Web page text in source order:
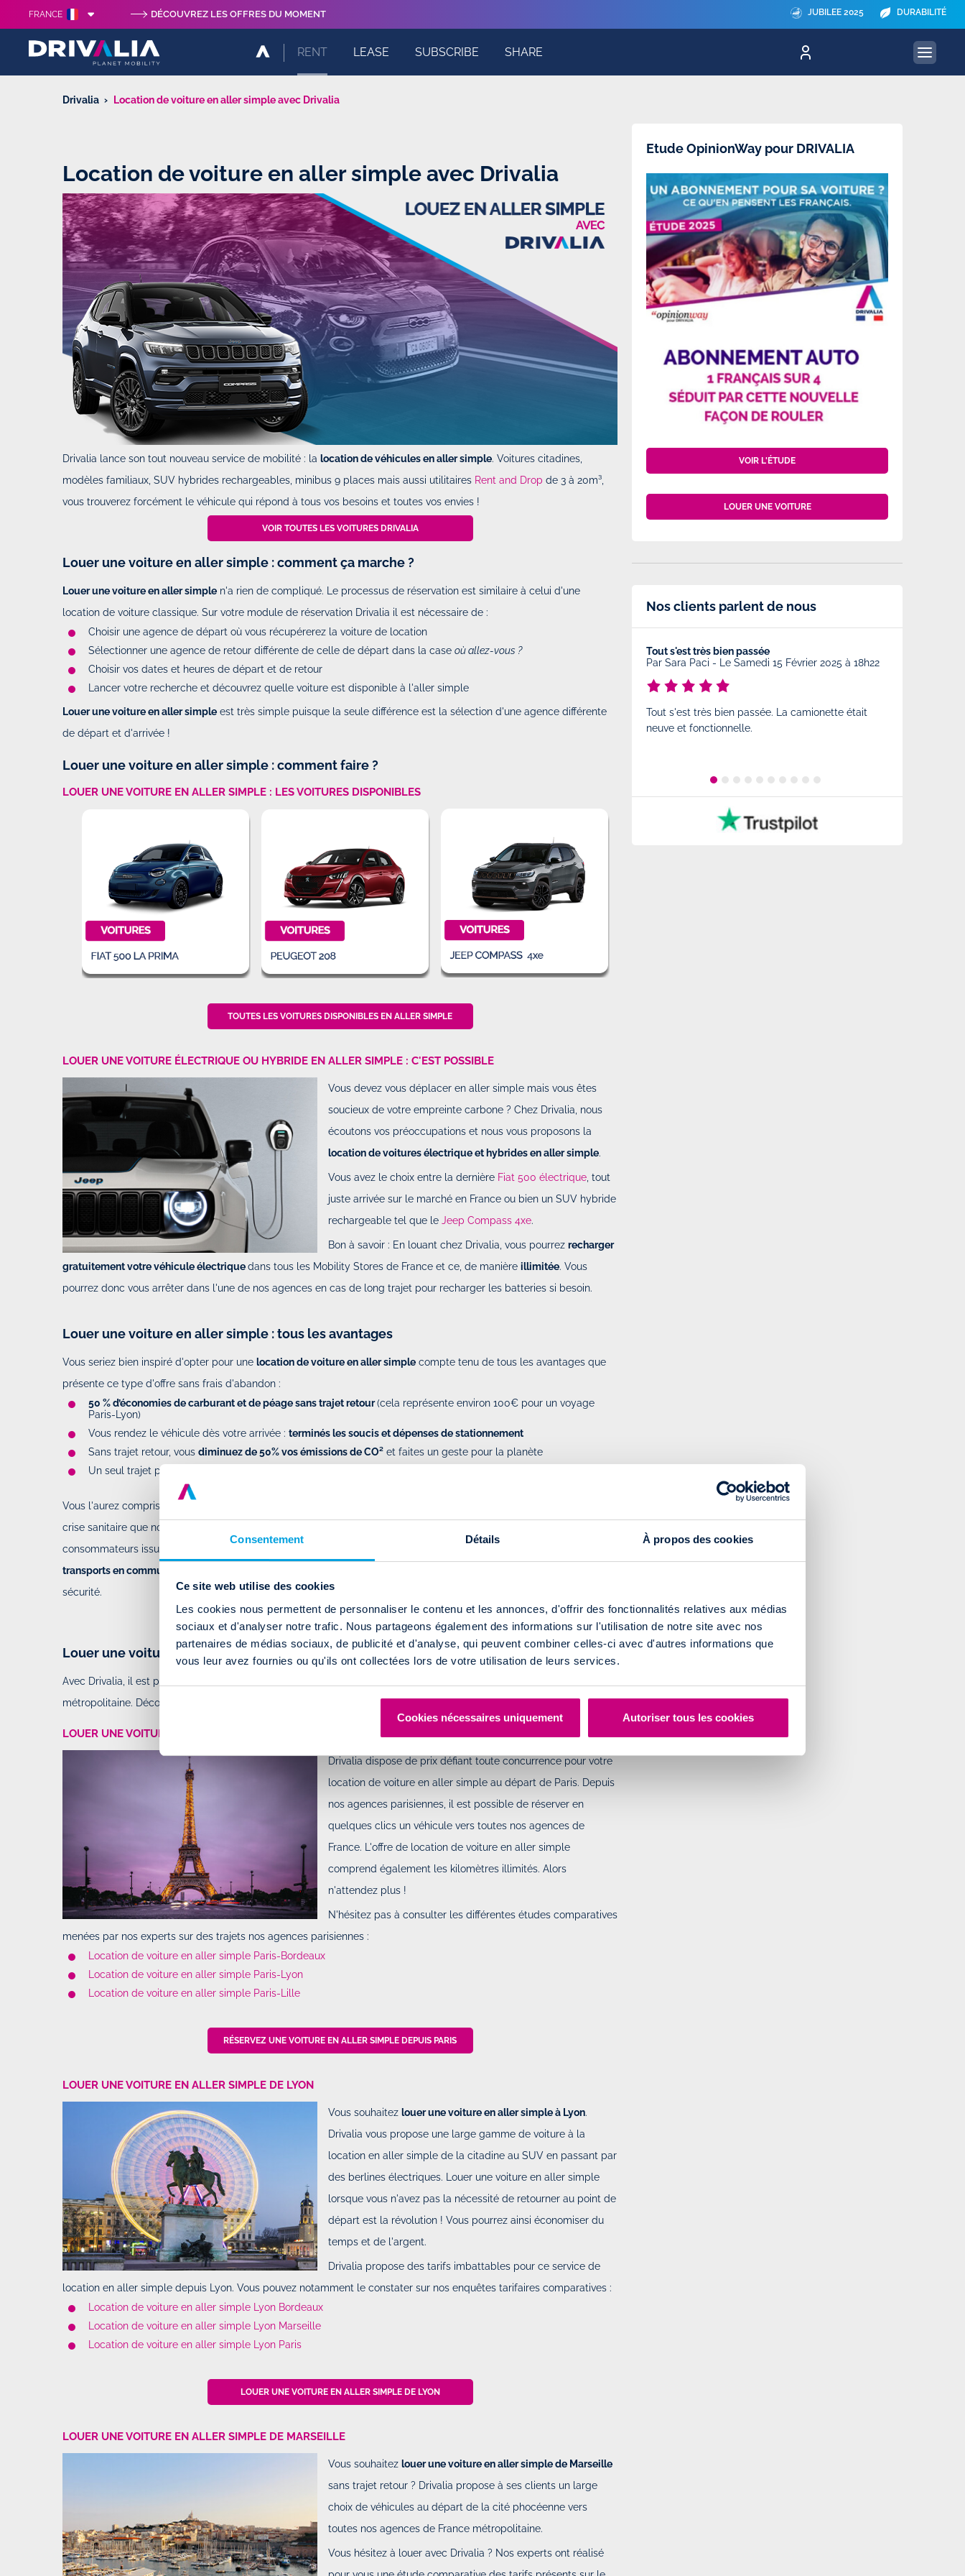
Consentement Détails À propos des cookies
Ce site web utilise des cookies
Les cookies nous permettent de personnaliser le contenu et les annonces, d'offrir des fonctionnalités relatives aux médias
sociaux et d'analyser notre trafic. Nous partageons également des informations sur l'utilisation de notre site avec nos
partenaires de médias sociaux, de publicité et d'analyse, qui peuvent combiner celles-ci avec d'autres informations que
vous leur avez fournies ou qu'ils ont collectées lors de votre utilisation de leurs services.
Cookies nécessaires uniquement Autoriser tous les cookies
FRANCE DÉCOUVREZ LES OFFRES DU MOMENT JUBILEE 2025 DURABILITÉ
RENT LEASE SUBSCRIBE SHARE
Drivalia Location de voiture en aller simple avec Drivalia
Location de voiture en aller simple avec Drivalia
Drivalia lance son tout nouveau service de mobilité : la location de véhicules en aller simple. Voitures citadines,
modèles familiaux, SUV hybrides rechargeables, minibus 9 places mais aussi utilitaires Rent and Drop de 3 à 20m³,
vous trouverez forcément le véhicule qui répond à tous vos besoins et toutes vos envies !
VOIR TOUTES LES VOITURES DRIVALIA
Louer une voiture en aller simple : comment ça marche ?
Louer une voiture en aller simple n'a rien de compliqué. Le processus de réservation est similaire à celui d'une
location de voiture classique. Sur votre module de réservation Drivalia il est nécessaire de :
Choisir une agence de départ où vous récupérerez la voiture de location
Sélectionner une agence de retour différente de celle de départ dans la case où allez-vous ?
Choisir vos dates et heures de départ et de retour
Lancer votre recherche et découvrez quelle voiture est disponible à l'aller simple
Louer une voiture en aller simple est très simple puisque la seule différence est la sélection d'une agence différente
de départ et d'arrivée !
Louer une voiture en aller simple : comment faire ?
LOUER UNE VOITURE EN ALLER SIMPLE : LES VOITURES DISPONIBLES
TOUTES LES VOITURES DISPONIBLES EN ALLER SIMPLE
LOUER UNE VOITURE ÉLECTRIQUE OU HYBRIDE EN ALLER SIMPLE : C'EST POSSIBLE
Vous devez vous déplacer en aller simple mais vous êtes
soucieux de votre empreinte carbone ? Chez Drivalia, nous
écoutons vos préoccupations et nous vous proposons la
location de voitures électrique et hybrides en aller simple.
Vous avez le choix entre la dernière Fiat 500 électrique , tout
juste arrivée sur le marché en France ou bien un SUV hybride
rechargeable tel que le Jeep Compass 4xe.
Bon à savoir : En louant chez Drivalia, vous pourrez recharger
gratuitement votre véhicule électriquedans tous les Mobility Stores de France et ce, de manière illimitée. Vous
pourrez donc vous arrêter dans l'une de nos agences en cas de long trajet pour recharger les batteries si besoin.
Louer une voiture en aller simple : tous les avantages
Vous seriez bien inspiré d'opter pour une location de voiture en aller simple compte tenu de tous les avantages que
présente ce type d'offre sans frais d'abandon :
50 % d’économies de carburant et de péage sans trajet retour(cela représente environ 100€ pour un voyage
Paris-Lyon)
Vous rendez le véhicule dès votre arrivée : terminés les soucis et dépenses de stationnement
Sans trajet retour, vous diminuez de 50% vos émissions de CO² et faites un geste pour la planète
Un seul trajet permet aussi de
Vous l'aurez compris, la
crise sanitaire que nous traversons. En témoigne un récent sondage réalisé par Capgemini auprès de 11 000
consommateurs issus de 11 pays différents :
transports en commun
sécurité.
LOUER UNE VOITURE EN ALLER SIMPLE
Louer une voiture en aller simple à travers toutes la France
Avec Drivalia, il est possible de
métropolitaine. Découvrez et comparez tous les tarifs de nos locations de voiture en aller simple depuis nos agences.
LOUER UNE VOITURE EN ALLER SIMPLE DE PARIS
Drivalia dispose de prix défiant toute concurrence pour votre
location de voiture en aller simple au départ de Paris. Depuis
nos agences parisiennes, il est possible de réserver en
quelques clics un véhicule vers toutes nos agences de
France. L'offre de location de voiture en aller simple
comprend également les kilomètres illimités. Alors
n'attendez plus !
N'hésitez pas à consulter les différentes études comparatives
menées par nos experts sur des trajets nos agences parisiennes :
Location de voiture en aller simple Paris-Bordeaux
Location de voiture en aller simple Paris-Lyon
Location de voiture en aller simple Paris-Lille
RÉSERVEZ UNE VOITURE EN ALLER SIMPLE DEPUIS PARIS
LOUER UNE VOITURE EN ALLER SIMPLE DE LYON
Vous souhaitez louer une voiture en aller simple à Lyon.
Drivalia vous propose une large gamme de voiture à la
location en aller simple de la citadine au SUV en passant par
des berlines électriques. Louer une voiture en aller simple
lorsque vous n'avez pas la nécessité de retourner au point de
départ est la révolution ! Vous pourrez ainsi économiser du
temps et de l'argent.
Drivalia propose des tarifs imbattables pour ce service de
location en aller simple depuis Lyon. Vous pouvez notamment le constater sur nos enquêtes tarifaires comparatives :
Location de voiture en aller simple Lyon Bordeaux
Location de voiture en aller simple Lyon Marseille
Location de voiture en aller simple Lyon Paris
LOUER UNE VOITURE EN ALLER SIMPLE DE LYON
LOUER UNE VOITURE EN ALLER SIMPLE DE MARSEILLE
Vous souhaitez louer une voiture en aller simple de Marseille
sans trajet retour ? Drivalia propose à ses clients un large
choix de véhicules au départ de la cité phocéenne vers
toutes nos agences de France métropolitaine.
Vous hésitez à louer avec Drivalia ? Nos experts ont réalisé
Etude OpinionWay pour DRIVALIA
VOIR L'ÉTUDE
LOUER UNE VOITURE
Nos clients parlent de nous
Rent a car
Isabella - Le Lundi 10 Février 2025 à 13h25
I recently rented a car from Drivalia and had a
great experience. The staff was friendly and
car was in excellent condition...
Simple ,rapide et efficace !!
Tout s'est très bien passée
ParSara Paci - Le Samedi 15 Février 2025 à 18h22
Tout s'est très bien passée. La camionette était
neuve et fonctionnelle.